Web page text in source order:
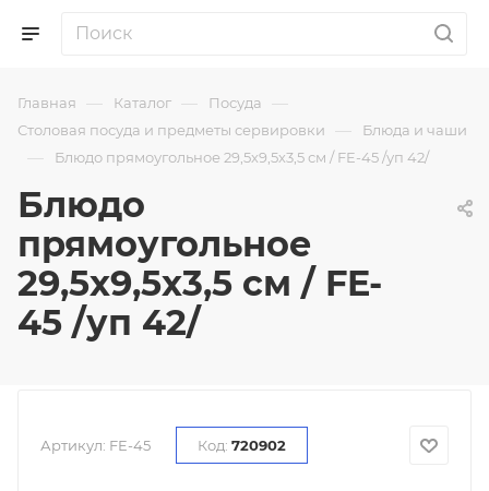
Главная — Каталог — Посуда —
Столовая посуда и предметы сервировки — Блюда и чаши
— Блюдо прямоугольное 29,5х9,5х3,5 см / FE-45 /уп 42/
Блюдо
прямоугольное
29,5х9,5х3,5 см / FE-
45 /уп 42/
Артикул: FE-45 Код: 720902